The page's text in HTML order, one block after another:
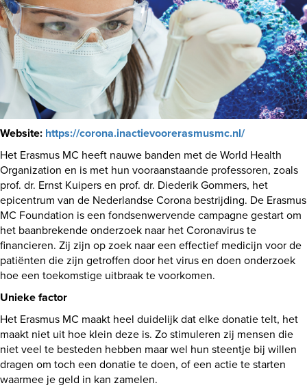
Website: https://corona.inactievoorerasmusmc.nl/
Het Erasmus MC heeft nauwe banden met de World Health
Organization en is met hun vooraanstaande professoren, zoals
prof. dr. Ernst Kuipers en prof. dr. Diederik Gommers, het
epicentrum van de Nederlandse Corona bestrijding. De Erasmus
MC Foundation is een fondsenwervende campagne gestart om
het baanbrekende onderzoek naar het Coronavirus te
financieren. Zij zijn op zoek naar een effectief medicijn voor de
patiënten die zijn getroffen door het virus en doen onderzoek
hoe een toekomstige uitbraak te voorkomen.
Unieke factor
Het Erasmus MC maakt heel duidelijk dat elke donatie telt, het
maakt niet uit hoe klein deze is. Zo stimuleren zij mensen die
niet veel te besteden hebben maar wel hun steentje bij willen
dragen om toch een donatie te doen, of een actie te starten
waarmee je geld in kan zamelen.